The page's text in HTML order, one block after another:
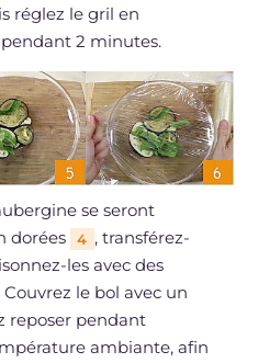
réglez le gril en
2 minutes.
se seront
dorées
4 , transférez-
les avec des
Couvrez le bol avec un
reposer pendant
ambiante, afin